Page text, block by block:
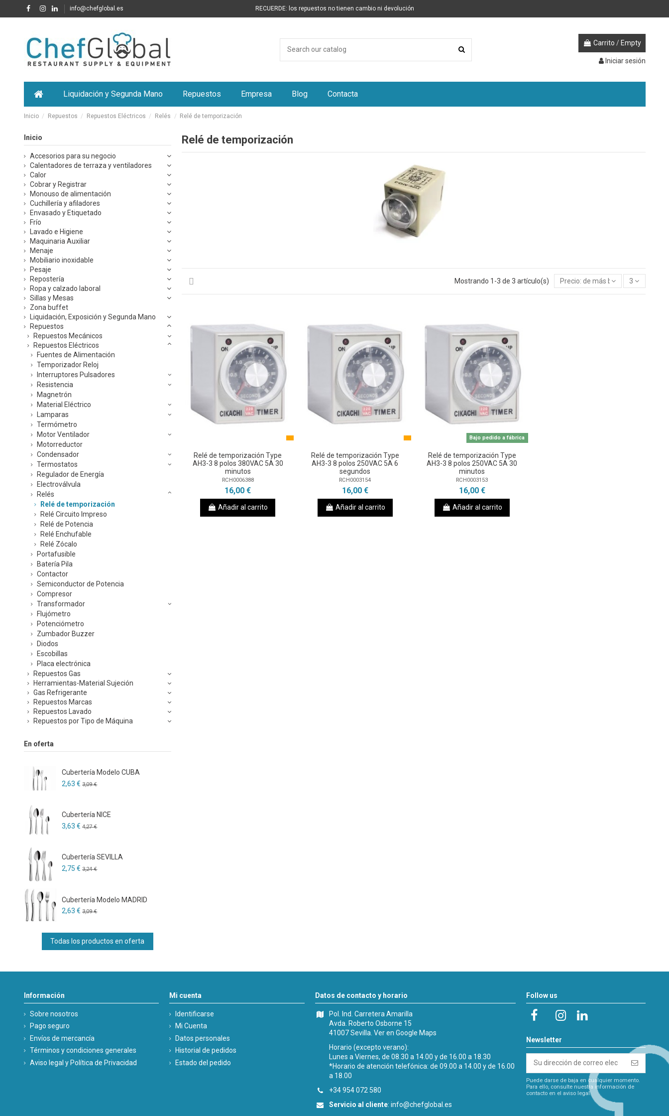
info@chefglobal.es RECUERDE: los repuestos no tienen cambio ni devolución
Carrito / Empty
Iniciar sesión
Liquidación y Segunda Mano Repuestos Empresa Blog Contacta
Inicio Repuestos Repuestos Eléctricos Relés Relé de temporización
Relé de temporización
Mostrando 1-3 de 3 artículo(s) Precio: de más bajo a más alto
3
Relé de temporización Type
AH3-3 8 polos 380VAC 5A 30
minutos
RCH0006388
16,00 €
Añadir al carrito
Relé de temporización Type
AH3-3 8 polos 250VAC 5A 6
segundos
RCH0003154
16,00 €
Añadir al carrito
Bajo pedido a fábrica
Relé de temporización Type
AH3-3 8 polos 250VAC 5A 30
minutos
RCH0003153
16,00 €
Añadir al carrito
Inicio
Accesorios para su negocio
Calentadores de terraza y ventiladores
Calor
Cobrar y Registrar
Monouso de alimentación
Cuchillería y afiladores
Envasado y Etiquetado
Frío
Lavado e Higiene
Maquinaria Auxiliar
Menaje
Mobiliario inoxidable
Pesaje
Repostería
Ropa y calzado laboral
Sillas y Mesas
Zona buffet
Liquidación, Exposición y Segunda Mano
Repuestos
Repuestos Mecánicos
Repuestos Eléctricos
Fuentes de Alimentación
Temporizador Reloj
Interruptores Pulsadores
Resistencia
Magnetrón
Material Eléctrico
Lamparas
Termómetro
Motor Ventilador
Motorreductor
Condensador
Termostatos
Regulador de Energía
Electroválvula
Relés
Relé de temporización
Relé Circuito Impreso
Relé de Potencia
Relé Enchufable
Relé Zócalo
Portafusible
Batería Pila
Contactor
Semiconductor de Potencia
Compresor
Transformador
Flujómetro
Potenciómetro
Zumbador Buzzer
Diodos
Escobillas
Placa electrónica
Repuestos Gas
Herramientas-Material Sujeción
Gas Refrigerante
Repuestos Marcas
Repuestos Lavado
Repuestos por Tipo de Máquina
En oferta
Cubertería Modelo CUBA
2,63 € 3,09 €
Cubertería NICE
3,63 € 4,27 €
Cubertería SEVILLA
2,75 € 3,24 €
Cubertería Modelo MADRID
2,63 € 3,09 €
Todas los productos en oferta
Información
Sobre nosotros
Pago seguro
Envíos de mercancía
Términos y condiciones generales
Aviso legal y Política de Privacidad
Mi cuenta
Identificarse
Mi Cuenta
Datos personales
Historial de pedidos
Estado del pedido
Datos de contacto y horario
Pol. Ind. Carretera Amarilla
Avda. Roberto Osborne 15
41007 Sevilla.Ver en Google Maps
Horario (excepto verano):
Lunes a Viernes, de 08.30 a 14.00 y de 16.00 a 18.30
*Horario de atención telefónica: de 09.00 a 14.00 y de 16.00
a 18.00
+34 954 072 580
Servicio al cliente:info@chefglobal.es
Follow us
Newsletter
Puede darse de baja en cualquier momento.
Para ello, consulte nuestra información de
contacto en el aviso legal.